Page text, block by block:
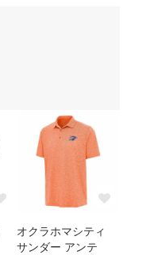
オクラホマシティ
サンダー アンテ